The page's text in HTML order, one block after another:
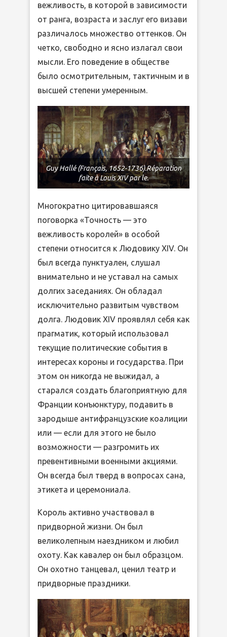
вежливость, в которой в зависимости
от ранга, возраста и заслуг его визави
различалось множество оттенков. Он
четко, свободно и ясно излагал свои
мысли. Его поведение в обществе
было осмотрительным, тактичным и в
высшей степени умеренным.
Guy Hallé (Français, 1652-1736).Réparation
faite à Louis XIV par le.
Многократно цитировавшаяся
поговорка «Точность — это
вежливость королей» в особой
степени относится к Людовику XIV. Он
был всегда пунктуален, слушал
внимательно и не уставал на самых
долгих заседаниях. Он обладал
исключительно развитым чувством
долга. Людовик XIV проявлял себя как
прагматик, который использовал
текущие политические события в
интересах короны и государства. При
этом он никогда не выжидал, а
старался создать благоприятную для
Франции конъюнктуру, подавить в
зародыше антифранцузские коалиции
или — если для этого не было
возможности — разгромить их
превентивными военными акциями.
Он всегда был тверд в вопросах сана,
этикета и церемониала.
Король активно участвовал в
придворной жизни. Он был
великолепным наездником и любил
охоту. Как кавалер он был образцом.
Он охотно танцевал, ценил театр и
придворные праздники.